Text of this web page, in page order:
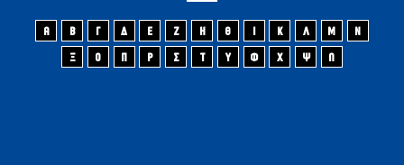
Α Β Γ Δ Ε Ζ Η Θ Ι Κ Λ Μ Ν
Ξ Ο Π Ρ Σ Τ Υ Φ Χ Ψ Ω